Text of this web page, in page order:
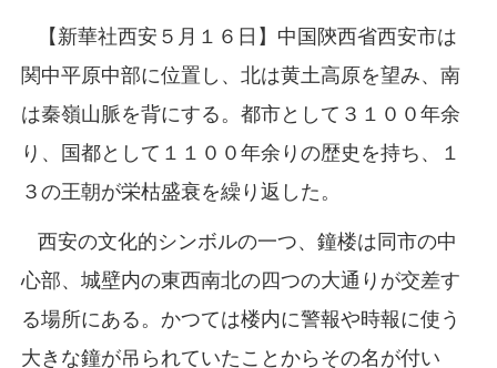
【新華社西安５月１６日】中国陝西省西安市は
関中平原中部に位置し、北は黄土高原を望み、南
は秦嶺山脈を背にする。都市として３１００年余
り、国都として１１００年余りの歴史を持ち、１
３の王朝が栄枯盛衰を繰り返した。
西安の文化的シンボルの一つ、鐘楼は同市の中
心部、城壁内の東西南北の四つの大通りが交差す
る場所にある。かつては楼内に警報や時報に使う
大きな鐘が吊られていたことからその名が付い